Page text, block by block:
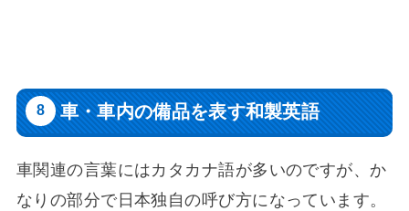
車・車内の備品を表す和製英語
車関連の言葉にはカタカナ語が多いのですが、か
なりの部分で日本独自の呼び方になっています。